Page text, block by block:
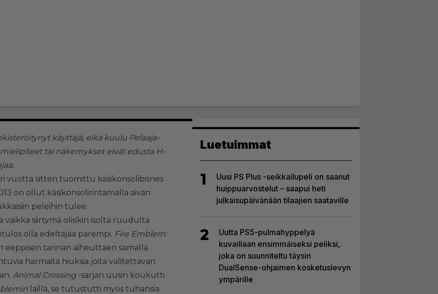
käyttäjä, eikä kuulu Pelaaja-
tai näkemykset eivät edusta H-
vuotta sitten tuomittu käsikonsolibisnes
on ollut käsikonsolirintamalla aivan
peleihin tulee.
siirtymä olisikin isolta ruudulta
olla edeltäjää parempi. Fire Emblem:
eeppisen tarinan aiheuttaen samalla
harmaita hiuksia joita valitettavan
Animal Crossing -sarjan uusin koukutti
lailla, se tutustutti myös tuhansia
Luetuimmat
1
Uusi PS Plus -seikkailupeli on saanut
huippuarvostelut – saapui heti
julkaisupäivänään tilaajien saataville
2
Uutta PS5-pulmahyppelyä
kuvaillaan ensimmäiseksi peliksi,
joka on suunniteltu täysin
DualSense-ohjaimen kosketuslevyn
ympärille